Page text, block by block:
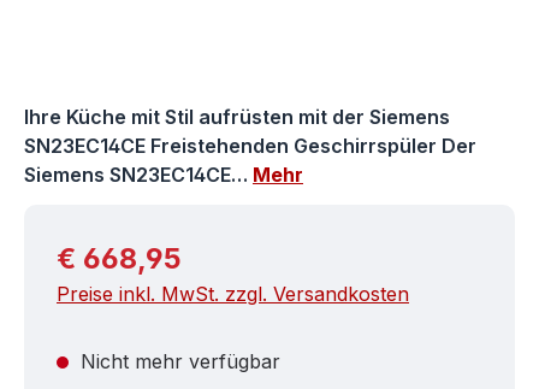
Ihre Küche mit Stil aufrüsten mit der Siemens
SN23EC14CE Freistehenden Geschirrspüler Der
Siemens SN23EC14CE… Mehr
Regulärer Preis:
€ 668,95
Preise inkl. MwSt. zzgl. Versandkosten
Nicht mehr verfügbar